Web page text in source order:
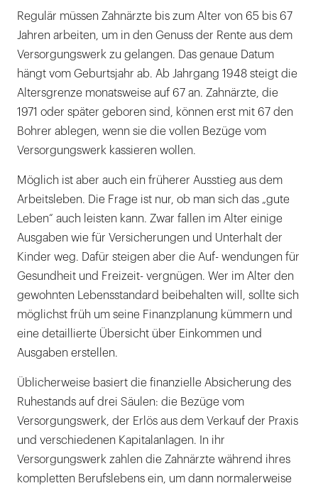
Regulär müssen Zahnärzte bis zum Alter von 65 bis 67
Jahren arbeiten, um in den Genuss der Rente aus dem
Versorgungswerk zu gelangen. Das genaue Datum
hängt vom Geburtsjahr ab. Ab Jahrgang 1948 steigt die
Altersgrenze monatsweise auf 67 an. Zahnärzte, die
1971 oder später geboren sind, können erst mit 67 den
Bohrer ablegen, wenn sie die vollen Bezüge vom
Versorgungswerk kassieren wollen.
Möglich ist aber auch ein früherer Ausstieg aus dem
Arbeitsleben. Die Frage ist nur, ob man sich das „gute
Leben“ auch leisten kann. Zwar fallen im Alter einige
Ausgaben wie für Versicherungen und Unterhalt der
Kinder weg. Dafür steigen aber die Auf- wendungen für
Gesundheit und Freizeit- vergnügen. Wer im Alter den
gewohnten Lebensstandard beibehalten will, sollte sich
möglichst früh um seine Finanzplanung kümmern und
eine detaillierte Übersicht über Einkommen und
Ausgaben erstellen.
Üblicherweise basiert die finanzielle Absicherung des
Ruhestands auf drei Säulen: die Bezüge vom
Versorgungswerk, der Erlös aus dem Verkauf der Praxis
und verschiedenen Kapitalanlagen. In ihr
Versorgungswerk zahlen die Zahnärzte während ihres
kompletten Berufslebens ein, um dann normalerweise